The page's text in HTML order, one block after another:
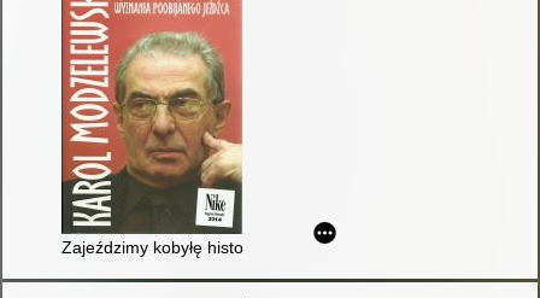
Zajeździmy kobyłę historii : wyznania poobijanego jeźdźca